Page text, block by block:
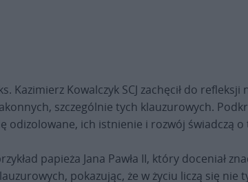
Kazimierz Kowalczyk SCJ zachęcił do
szczególnie tych klauzurowych.
odizolowane, ich istnienie i rozwój świadczą
papieża Jana Pawła II, który doceniał
pokazując, że w życiu liczą się nie